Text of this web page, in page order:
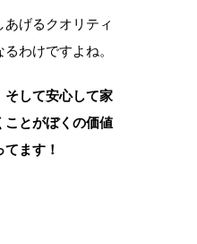
げるクオリティ
わけですよね。
そして安心して家
ことがぼくの価値
ます！